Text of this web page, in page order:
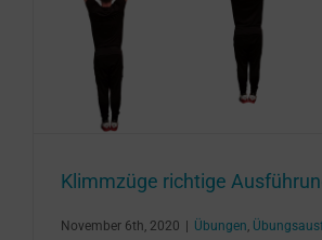
Klimmzüge richtige
November 6th, 2020 Übungen,